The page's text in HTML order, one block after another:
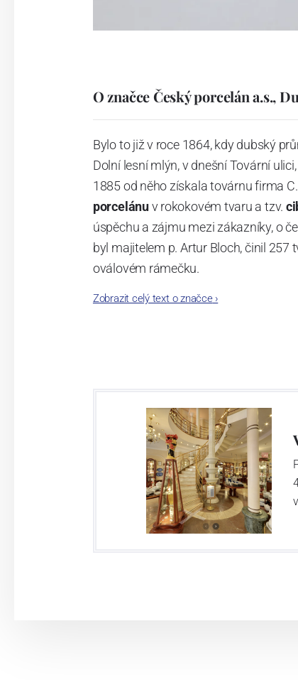
O značce Český porcelán a.s.,
Bylo to již v roce 1864, kdy dubský
Dolní lesní mlýn, v dnešní Tovární
1885 od něho získala továrnu firma
porcelánuv rokokovém tvaru a tzv.
úspěchu a zájmu mezi zákazníky, o
byl majitelem p. Artur Bloch, činil 257
oválovém rámečku.
Dnes, kdy čtete tento úvod, nese firma
Zobrazit celý text o značce›